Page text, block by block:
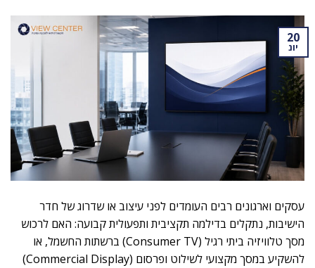
20
יונ
עסקים וארגונים רבים העומדים לפני עיצוב או שדרוג של חדר
הישיבות, נתקלים בדילמה תקציבית ותפעולית קבועה: האם לרכוש
מסך טלוויזיה ביתי רגיל (Consumer TV) ברשתות החשמל, או
להשקיע במסך מקצועי לשילוט ופרסום (Commercial Display)